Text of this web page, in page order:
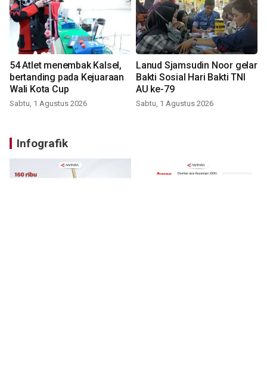
54 Atlet menembak Kalsel,
bertanding pada Kejuaraan
Wali Kota Cup
Sabtu, 1 Agustus 2026
Lanud Sjamsudin Noor gelar
Bakti Sosial Hari Bakti TNI
AU ke-79
Sabtu, 1 Agustus 2026
Infografik